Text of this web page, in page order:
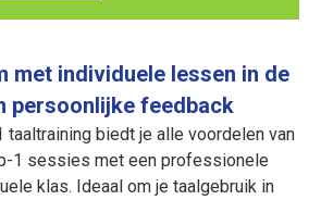
met individuele lessen in de
persoonlijke feedback
biedt je alle voordelen van
1 sessies met een professionele
klas. Ideaal om je taalgebruik in